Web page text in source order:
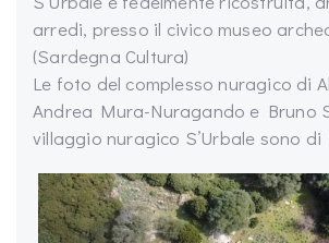
arredi, presso il civico museo
(Sardegna Cultura)
Le foto del complesso nuragico di
Andrea Mura-Nuragando e Bruno
villaggio nuragico S’Urbale sono di